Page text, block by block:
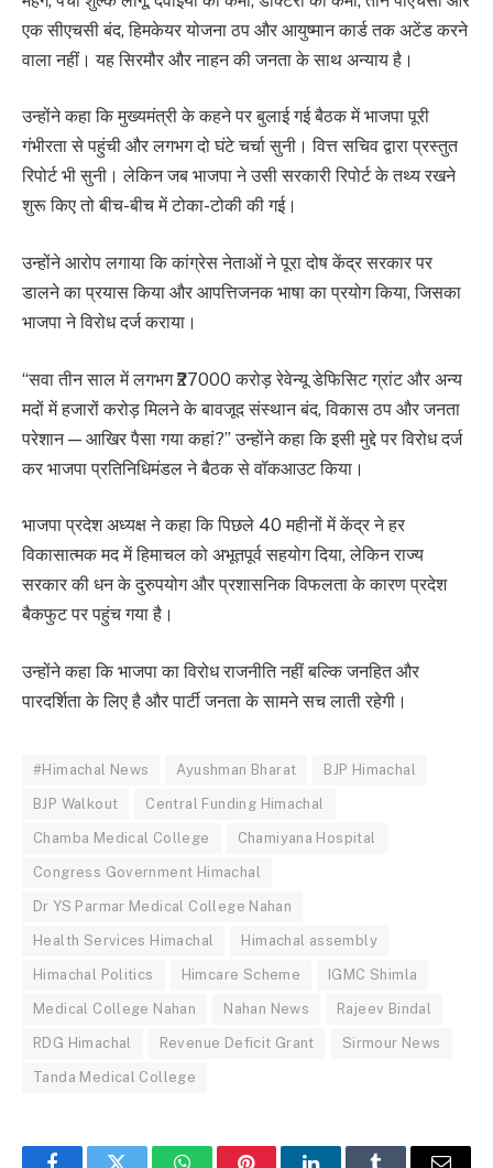
एक सीएचसी बंद, हिमकेयर योजना ठप और आयुष्मान कार्ड तक अटेंड करने
वाला नहीं। यह सिरमौर और नाहन की जनता के साथ अन्याय है।
उन्होंने कहा कि मुख्यमंत्री के कहने पर बुलाई गई बैठक में भाजपा पूरी
गंभीरता से पहुंची और लगभग दो घंटे चर्चा सुनी। वित्त सचिव द्वारा प्रस्तुत
रिपोर्ट भी सुनी। लेकिन जब भाजपा ने उसी सरकारी रिपोर्ट के तथ्य रखने
शुरू किए तो बीच-बीच में टोका-टोकी की गई।
उन्होंने आरोप लगाया कि कांग्रेस नेताओं ने पूरा दोष केंद्र सरकार पर
डालने का प्रयास किया और आपत्तिजनक भाषा का प्रयोग किया, जिसका
भाजपा ने विरोध दर्ज कराया।
“सवा तीन साल में लगभग ₹27000 करोड़ रेवेन्यू डेफिसिट ग्रांट और अन्य
मदों में हजारों करोड़ मिलने के बावजूद संस्थान बंद, विकास ठप और जनता
परेशान — आखिर पैसा गया कहां?” उन्होंने कहा कि इसी मुद्दे पर विरोध दर्ज
कर भाजपा प्रतिनिधिमंडल ने बैठक से वॉकआउट किया।
भाजपा प्रदेश अध्यक्ष ने कहा कि पिछले 40 महीनों में केंद्र ने हर
विकासात्मक मद में हिमाचल को अभूतपूर्व सहयोग दिया, लेकिन राज्य
सरकार की धन के दुरुपयोग और प्रशासनिक विफलता के कारण प्रदेश
बैकफुट पर पहुंच गया है।
उन्होंने कहा कि भाजपा का विरोध राजनीति नहीं बल्कि जनहित और
पारदर्शिता के लिए है और पार्टी जनता के सामने सच लाती रहेगी।
#Himachal News Ayushman Bharat BJP Himachal
BJP Walkout Central Funding Himachal
Chamba Medical College Chamiyana Hospital
Congress Government Himachal
Dr YS Parmar Medical College Nahan
Health Services Himachal Himachal assembly
Himachal Politics Himcare Scheme IGMC Shimla
Medical College Nahan Nahan News Rajeev Bindal
RDG Himachal Revenue Deficit Grant Sirmour News
Tanda Medical College